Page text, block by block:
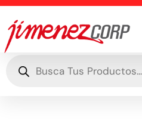
productos